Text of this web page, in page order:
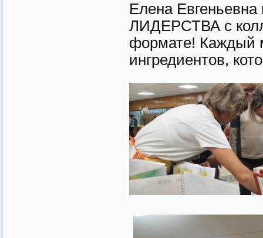
Елена
ЛИДЕРСТВА с
формате! Каждый
ингредиентов,